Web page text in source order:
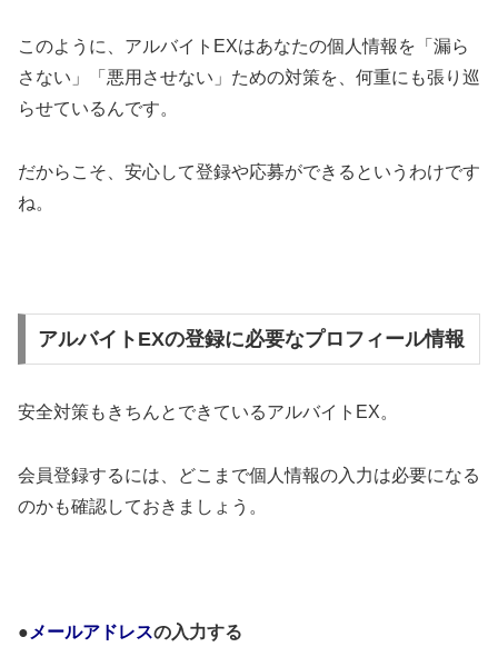
このように、アルバイトEXはあなたの個人情報を「漏ら
さない」「悪用させない」ための対策を、何重にも張り巡
らせているんです。
だからこそ、安心して登録や応募ができるというわけです
ね。
アルバイトEXの登録に必要なプロフィール情報
安全対策もきちんとできているアルバイトEX。
会員登録するには、どこまで個人情報の入力は必要になる
のかも確認しておきましょう。
● メールアドレスの入力する